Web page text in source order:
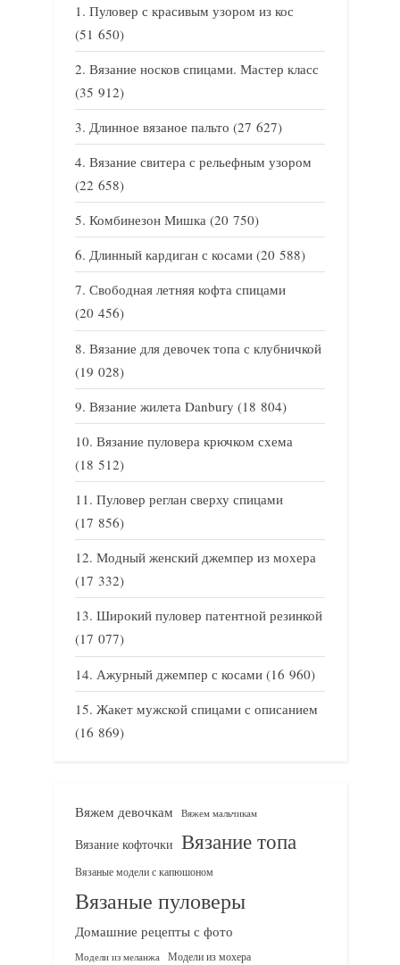
Пуловер с красивым узором из кос
(51 650)
Вязание носков спицами. Мастер класс
(35 912)
Длинное вязаное пальто (27 627)
Вязание свитера с рельефным узором
(22 658)
Комбинезон Мишка (20 750)
Длинный кардиган с косами (20 588)
Свободная летняя кофта спицами
(20 456)
Вязание для девочек топа с клубничкой
(19 028)
Вязание жилета Danbury (18 804)
Вязание пуловера крючком схема
(18 512)
Пуловер реглан сверху спицами
(17 856)
Модный женский джемпер из мохера
(17 332)
Широкий пуловер патентной резинкой
(17 077)
Ажурный джемпер с косами (16 960)
Жакет мужской спицами с описанием
(16 869)
Вяжем девочкам Вяжем мальчикам
Вязание кофточки Вязание топа
Вязаные модели с капюшоном
Вязаные пуловеры
Домашние рецепты с фото
Модели из меланжа Модели из мохера